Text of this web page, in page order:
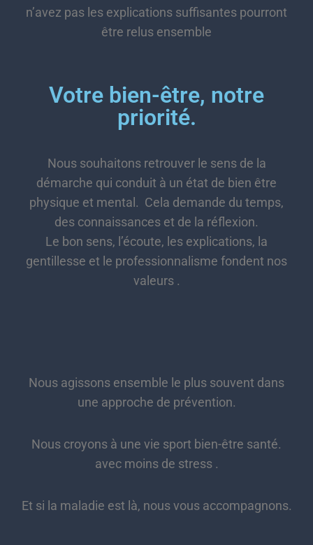
n’avez pas les explications suffisantes pourront
être relus ensemble
Votre bien-être, notre
priorité.
Nous souhaitons retrouver le sens de la
démarche qui conduit à un état de bien être
physique et mental. Cela demande du temps,
des connaissances et de la réflexion.
Le bon sens, l’écoute, les explications, la
gentillesse et le professionnalisme fondent nos
valeurs .
Nous agissons ensemble le plus souvent dans
une approche de prévention.
Nous croyons à une vie sport bien-être santé.
avec moins de stress .
Et si la maladie est là, nous vous accompagnons.